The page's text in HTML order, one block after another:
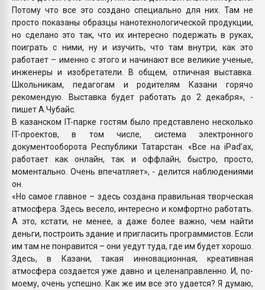
Потому что все это создано специально для них. Там не
просто показаны образцы нанотехнологической продукции,
но сделано это так, что их интересно подержать в руках,
поиграть с ними, ну и изучить, что там внутри, как это
работает – именно с этого и начинают все великие ученые,
инженеры и изобретатели. В общем, отличная выставка.
Школьникам, педагогам и родителям Казани горячо
рекомендую. Выставка будет работать до 2 декабря», -
пишет А.Чубайс.
В казанском IT-парке гостям было представлено несколько
IT-проектов, в том числе, система электронного
документооборота Республики Татарстан. «Все на iPad’ах,
работает как онлайн, так и оффлайн, быстро, просто,
моментально. Очень впечатляет», - делится наблюдениями
он.
«Но самое главное – здесь создана правильная творческая
атмосфера. Здесь весело, интересно и комфортно работать.
А это, кстати, не менее, а даже более важно, чем найти
деньги, построить здание и пригласить программистов. Если
им там не понравится – они уедут туда, где им будет хорошо.
Здесь, в Казани, такая инновационная, креативная
атмосфера создается уже давно и целенаправленно. И, по-
моему, очень успешно. Как же им все это удается? Я думаю,